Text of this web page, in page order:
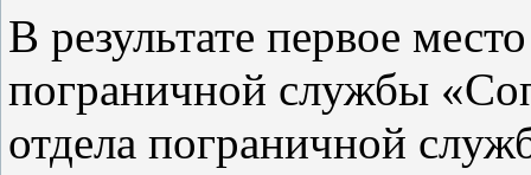
В результате первое
пограничной службы
отдела пограничной